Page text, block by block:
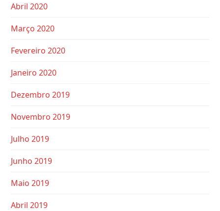
Abril 2020
Março 2020
Fevereiro 2020
Janeiro 2020
Dezembro 2019
Novembro 2019
Julho 2019
Junho 2019
Maio 2019
Abril 2019